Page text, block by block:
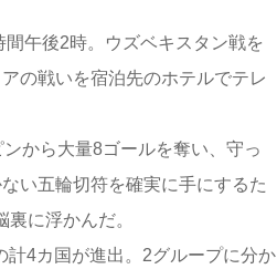
午後2時。ウズベキスタン戦を
の戦いを宿泊先のホテルでテレ
から大量8ゴールを奪い、守っ
い五輪切符を確実に手にするた
に浮かんだ。
4カ国が進出。2グループに分か